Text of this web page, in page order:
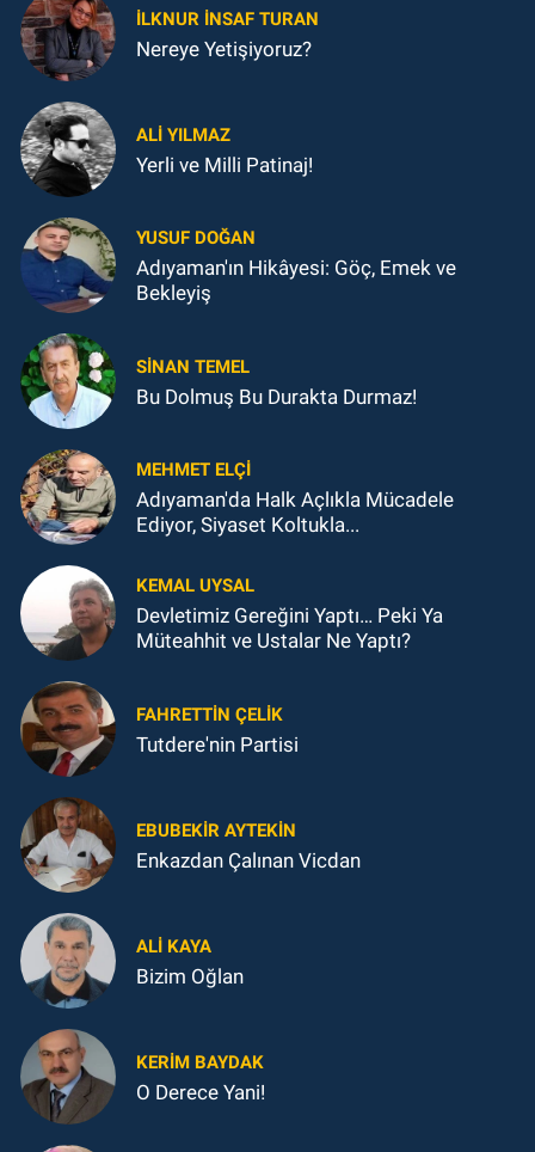
İLKNUR İNSAF TURAN
Nereye Yetişiyoruz?
ALI YILMAZ
Yerli ve Milli Patinaj!
YUSUF DOĞAN
Adıyaman'ın Hikâyesi: Göç, Emek ve
Bekleyiş
SINAN TEMEL
Bu Dolmuş Bu Durakta Durmaz!
MEHMET ELÇI
Adıyaman'da Halk Açlıkla Mücadele
Ediyor, Siyaset Koltukla...
KEMAL UYSAL
Devletimiz Gereğini Yaptı… Peki Ya
Müteahhit ve Ustalar Ne Yaptı?
FAHRETTIN ÇELİK
Tutdere'nin Partisi
EBUBEKIR AYTEKIN
Enkazdan Çalınan Vicdan
ALI KAYA
Bizim Oğlan
KERIM BAYDAK
O Derece Yani!